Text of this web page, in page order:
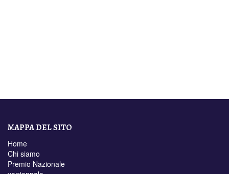
MAPPA DEL SITO
Home
Chi siamo
Premio Nazionale